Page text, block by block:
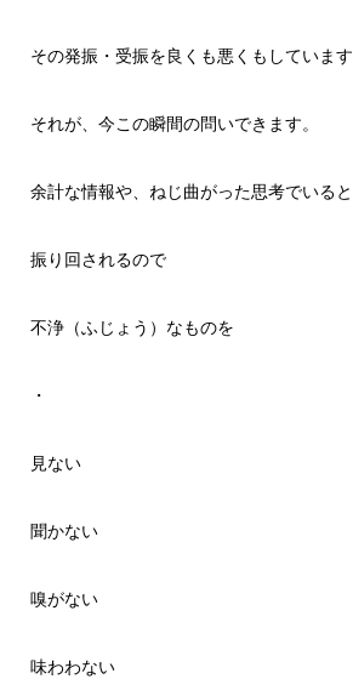
その発振・受振を良くも悪くもしています
それが、今この瞬間の問いできます。
余計な情報や、ねじ曲がった思考でいると
振り回されるので
不浄（ふじょう）なものを
・
見ない
聞かない
嗅がない
味わわない